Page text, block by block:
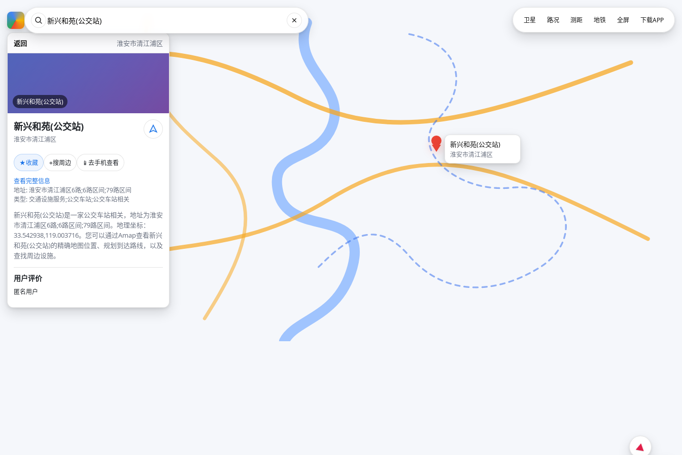
返回 淮安市清江浦区
新兴和苑(公交站)
新兴和苑(公交站)
淮安市清江浦区
★收藏 ⌖搜周边 📱 去手机查看
查看完整信息
地址: 淮安市清江浦区6路;6路区间;79路区间
类型: 交通设施服务;公交车站;公交车站相关
新兴和苑(公交站)是一家公交车站相关，地址为淮安
市清江浦区6路;6路区间;79路区间。地理坐标：
33.542938,119.003716。您可以通过Amap查看新兴
和苑(公交站)的精确地图位置、规划到达路线，以及
查找周边设施。
用户评价
匿名用户
新兴和苑(公交站)
淮安市清江浦区
卫星 路况 测距 地铁 全屏 下载APP